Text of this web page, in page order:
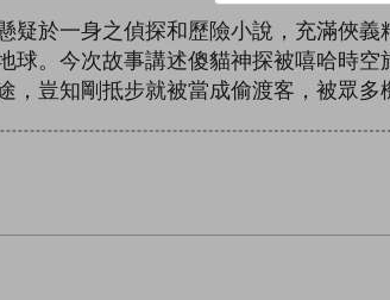
疑於一身之偵探和歷險小說，充滿俠
球。今次故事講述傻貓神探被嘻哈時
豈知剛抵步就被當成偷渡客，被眾多